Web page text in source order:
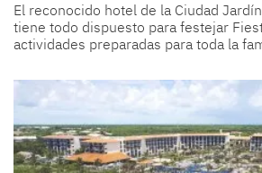
El reconocido hotel de la Ciudad
tiene todo dispuesto para festejar
actividades preparadas para toda la